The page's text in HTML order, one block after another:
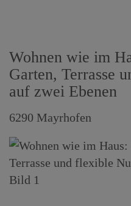
Wohnen wie im
Garten, Terrasse
auf zwei Ebenen
6290 Mayrhofen